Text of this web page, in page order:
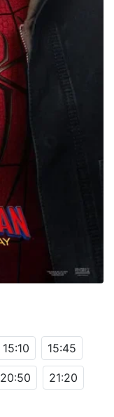
15:10 15:45
20:50 21:20